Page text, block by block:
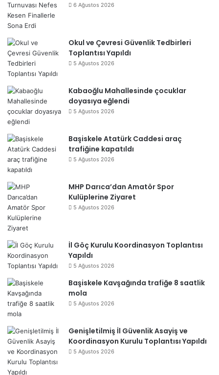
6 Ağustos 2026
Okul ve Çevresi Güvenlik Tedbirleri
Toplantısı Yapıldı
5 Ağustos 2026
Kabaoğlu Mahallesinde çocuklar
doyasıya eğlendi
5 Ağustos 2026
Başiskele Atatürk Caddesi araç
trafiğine kapatıldı
5 Ağustos 2026
MHP Darıca’dan Amatör Spor
Kulüplerine Ziyaret
5 Ağustos 2026
İl Göç Kurulu Koordinasyon Toplantısı
Yapıldı
5 Ağustos 2026
Başiskele Kavşağında trafiğe 8 saatlik
mola
5 Ağustos 2026
Genişletilmiş İl Güvenlik Asayiş ve
Koordinasyon Kurulu Toplantısı Yapıldı
5 Ağustos 2026